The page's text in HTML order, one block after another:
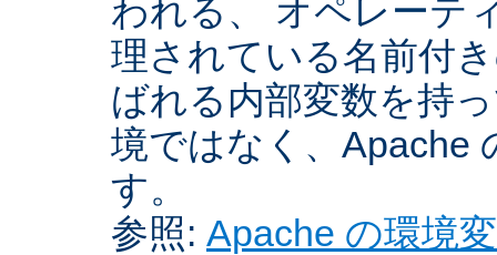
われる、 オペレーテ
理されている名前付
ばれる内部変数を持
境ではなく、Apache
す。
参照: Apache の環境